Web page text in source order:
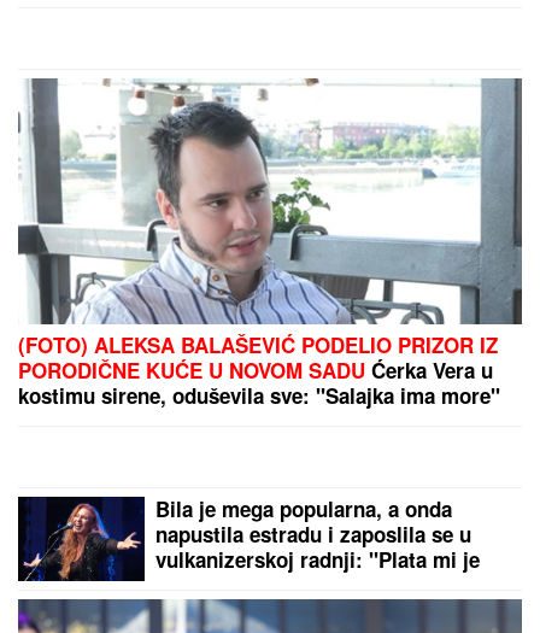
VANJA ŽIVIĆ ĆE POBESNETI!Milena
Kačavenda i Žana Omnia zajedno na
odmoru - skinule se na pesku u
kupaće, evo kako izgledaju (FOTO)
Preukusan ručak kakav su jeli NAŠI
PRECI: Starinski recept za zdravo
jelo BEZ MESA koje traje danima i
jača organizam